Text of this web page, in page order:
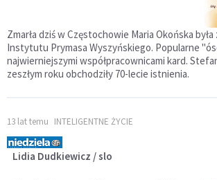
Zmarła dziś w Częstochowie Maria Okońska była
Instytutu Prymasa Wyszyńskiego. Popularne
najwierniejszymi współpracownicami kard.
zeszłym roku obchodziły 70-lecie istnienia.
13 lat temu INTELIGENTNE ŻYCIE
Lidia Dudkiewicz / slo